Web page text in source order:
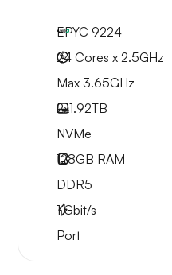
EPYC 9224
24 Cores x 2.5GHz
Max 3.65GHz
2x1.92TB
NVMe
128GB RAM
DDR5
1Gbit/s
Port